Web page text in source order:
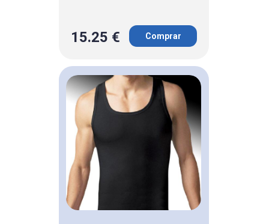
15.25 € Comprar